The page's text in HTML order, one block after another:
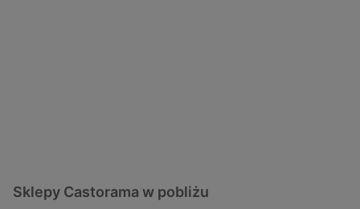
Sklepy Castorama w pobliżu